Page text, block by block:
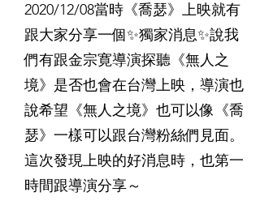
2020/12/08當時《喬瑟》上映就有
跟大家分享一個✨獨家消息✨說我
們有跟金宗寛導演探聽《無人之
境》是否也會在台灣上映，導演也
說希望《無人之境》也可以像《喬
瑟》一樣可以跟台灣粉絲們見面。
這次發現上映的好消息時，也第一
時間跟導演分享～